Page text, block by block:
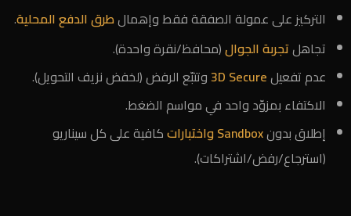
التركيز على عمولة الصفقة فقط وإهمالطرق الدفع المحلية.
تجاهلتجربة الجوال(محافظ/نقرة واحدة).
عدم تفعيل3D Secureوتتبّع الرفض (لخفض نزيف التحويل).
الاكتفاء بمزوّد واحد في مواسم الضغط.
إطلاق بدونSandbox واختبارات
كافية على كل سيناريو
(استرجاع/رفض/اشتراكات).